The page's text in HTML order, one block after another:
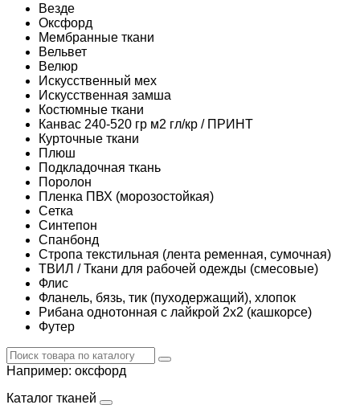
Везде
Оксфорд
Мембранные ткани
Вельвет
Велюр
Искусственный мех
Искусственная замша
Костюмные ткани
Канвас 240-520 гр м2 гл/кр / ПРИНТ
Курточные ткани
Плюш
Подкладочная ткань
Поролон
Пленка ПВХ (морозостойкая)
Сетка
Синтепон
Спанбонд
Стропа текстильная (лента ременная, сумочная)
ТВИЛ / Ткани для рабочей одежды (смесовые)
Флис
Фланель, бязь, тик (пуходержащий), хлопок
Рибана однотонная с лайкрой 2х2 (кашкорсе)
Футер
Например: оксфорд
Каталог тканей